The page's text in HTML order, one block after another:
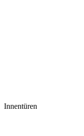
Innentüren